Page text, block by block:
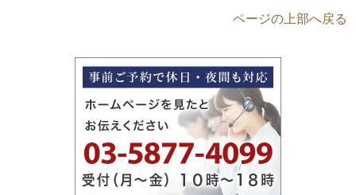
ページの上部へ戻る